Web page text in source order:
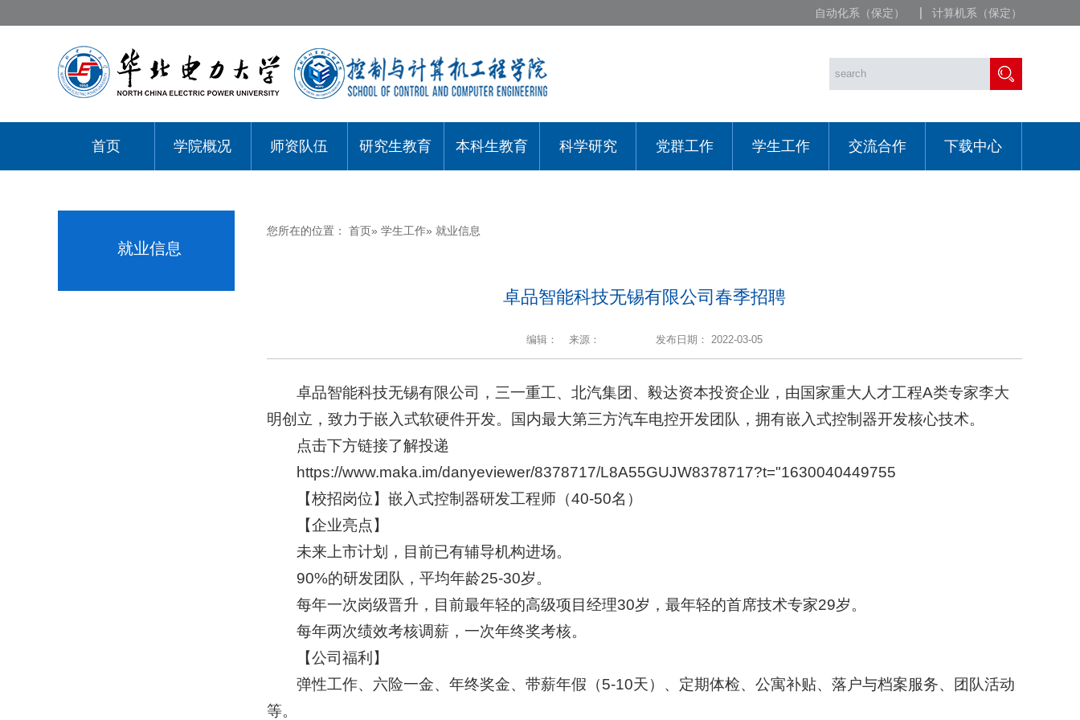
自动化系（保定） 计算机系（保定）
首页 学院概况 师资队伍 研究生教育 本科生教育 科学研究 党群工作 学生工作 交流合作 下载中心
就业信息
您所在的位置： 首页» 学生工作» 就业信息
卓品智能科技无锡有限公司春季招聘
编辑： 来源： 发布日期： 2022-03-05
卓品智能科技无锡有限公司，三一重工、北汽集团、毅达资本投资企业，由国家重大人才工程A类专家李大
明创立，致力于嵌入式软硬件开发。国内最大第三方汽车电控开发团队，拥有嵌入式控制器开发核心技术。
点击下方链接了解投递
https://www.maka.im/danyeviewer/8378717/L8A55GUJW8378717?t="1630040449755
【校招岗位】嵌入式控制器研发工程师（40-50名）
【企业亮点】
未来上市计划，目前已有辅导机构进场。
90%的研发团队，平均年龄25-30岁。
每年一次岗级晋升，目前最年轻的高级项目经理30岁，最年轻的首席技术专家29岁。
每年两次绩效考核调薪，一次年终奖考核。
【公司福利】
弹性工作、六险一金、年终奖金、带薪年假（5-10天）、定期体检、公寓补贴、落户与档案服务、团队活动
等。